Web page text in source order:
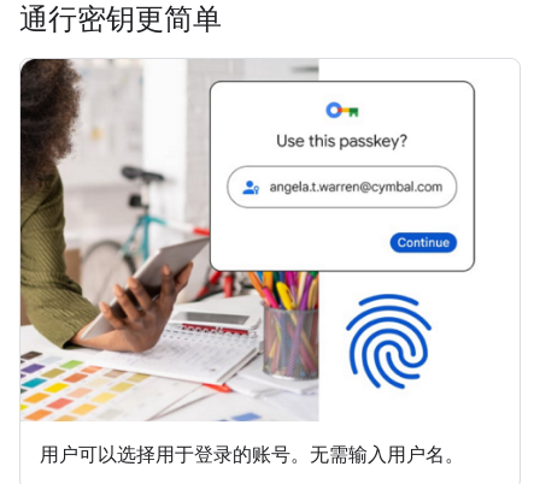
通行密钥更简单
用户可以选择用于登录的账号。无需输入用户名。